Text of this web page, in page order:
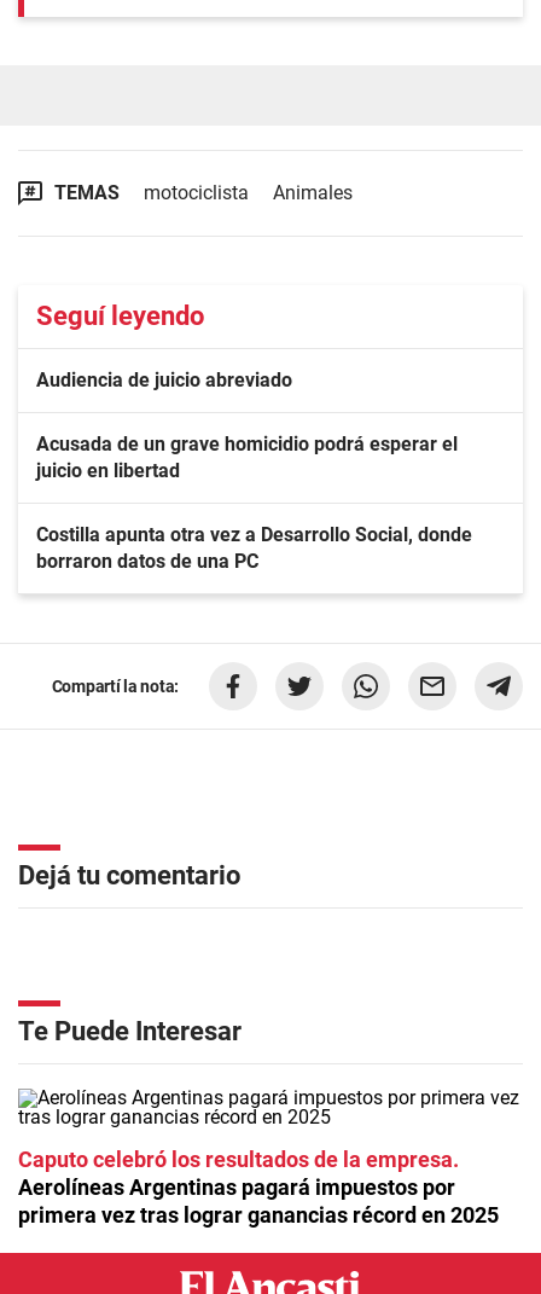
TEMAS motociclista Animales
Seguí leyendo
Audiencia de juicio abreviado
Acusada de un grave homicidio podrá esperar el
juicio en libertad
Costilla apunta otra vez a Desarrollo Social, donde
borraron datos de una PC
Compartí la nota:
Dejá tu comentario
Te Puede Interesar
Caputo celebró los resultados de la empresa
Aerolíneas Argentinas pagará impuestos por
primera vez tras lograr ganancias récord en 2025